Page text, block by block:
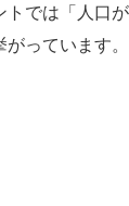
では「人口
がっています。